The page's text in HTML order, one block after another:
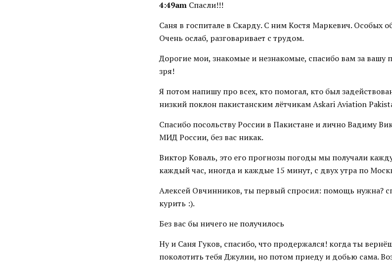
4:49am Спасли!!!
Саня в госпитале в Скарду. С ним Костя Маркевич. Особых
Очень ослаб, разговаривает с трудом.
Дорогие мои, знакомые и незнакомые, спасибо вам за вашу
зря!
Я потом напишу про всех, кто помогал, кто был
низкий поклон пакистанским лётчикам Askari Aviation
Спасибо посольству России в Пакистане и лично Вадиму
МИД России, без вас никак.
Виктор Коваль, это его прогнозы погоды мы получали
каждый час, иногда и каждые 15 минут, с двух утра по
Алексей Овчинников, ты первый спросил: помощь нужна?
курить :).
Без вас бы ничего не получилось
Ну и Саня Гуков, спасибо, что продержался! когда ты
поколотить тебя Джулии, но потом приеду и добью сама.